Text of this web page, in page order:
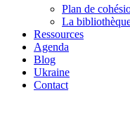
Plan de
La
Ressources
Agenda
Blog
Ukraine
Contact